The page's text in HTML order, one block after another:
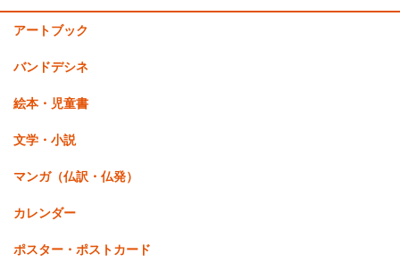
アートブック
バンドデシネ
絵本・児童書
文学・小説
マンガ（仏訳・仏発）
カレンダー
ポスター・ポストカード